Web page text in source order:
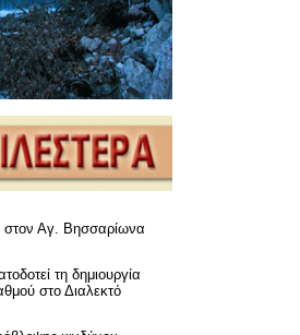
στον Αγ. Βησσαρίωνα
τη δημιουργία
στο Διαλεκτό